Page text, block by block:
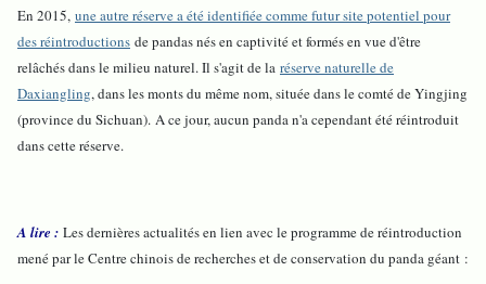
En 2015, une autre réserve a été identifiée comme futur site potentiel pour
des réintroductions de pandas nés en captivité et formés en vue d'être
relâchés dans le milieu naturel. Il s'agit de la réserve naturelle de
Daxiangling, dans les monts du même nom, située dans le comté de Yingjing
(province du Sichuan). A ce jour, aucun panda n'a cependant été réintroduit
dans cette réserve.
A lire : Les dernières actualités en lien avec le programme de réintroduction
mené par le Centre chinois de recherches et de conservation du panda géant :